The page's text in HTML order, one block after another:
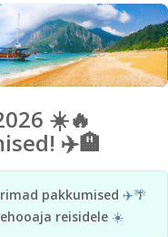
☀️🔥
✈️🏨
pakkumised ✈️🌴
reisidele☀️